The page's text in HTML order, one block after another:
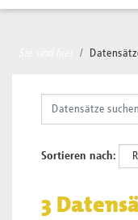
Sortieren nach
3